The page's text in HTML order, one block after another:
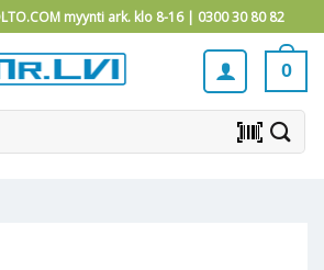
myynti ark. klo 8-16 | 0300 30 80 82
0
barcode_scanner